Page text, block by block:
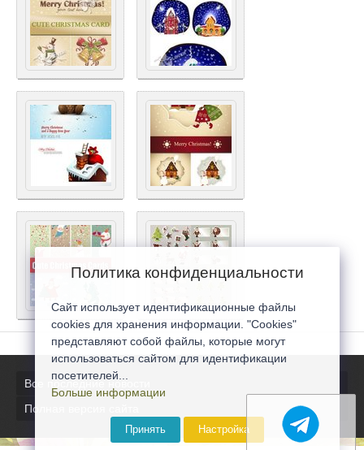
Все последние новости
Полная версия сайта
Политика конфиденциальности
Сайт использует идентификационные файлы
cookies для хранения информации. "Cookies"
представляют собой файлы, которые могут
использоваться сайтом для идентификации
посетителей...
Больше информации
Принять Настройка